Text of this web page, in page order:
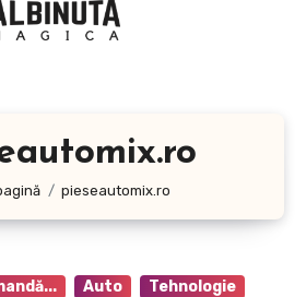
pieseautomix.ro
Auto Tehnologie